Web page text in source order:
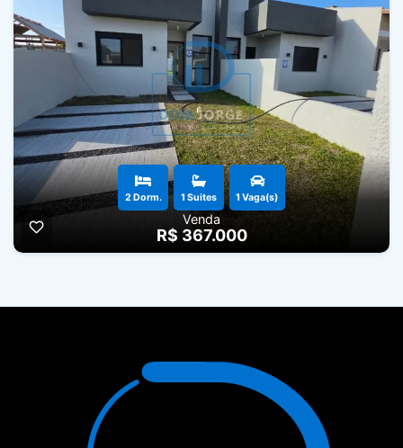
2 Dorm. 1 Suites 1 Vaga(s)
Venda
R$ 367.000